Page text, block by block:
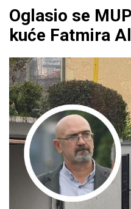
Oglasio se
kuće Fatmira